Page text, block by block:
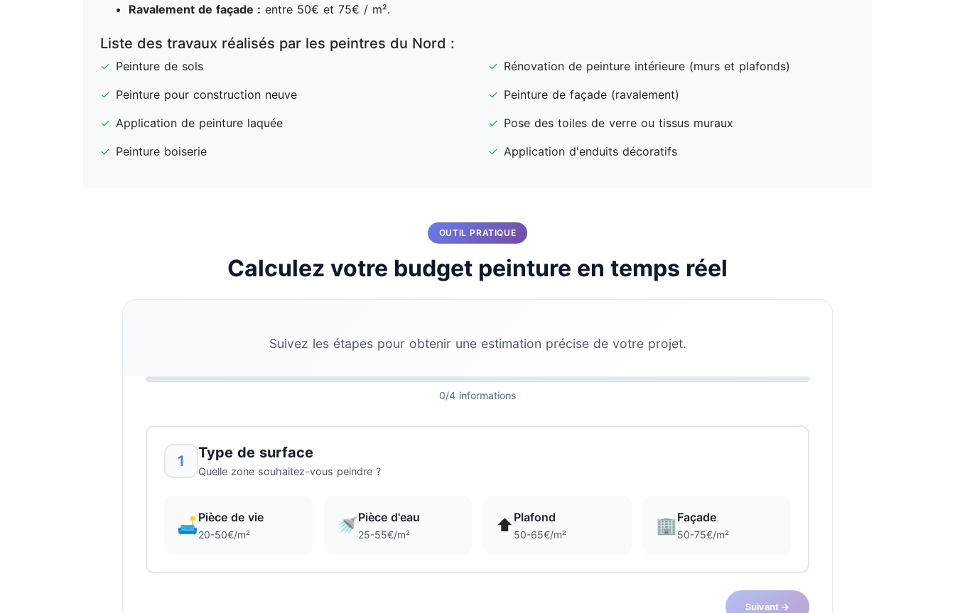
Ravalement de façade : entre 50€ et 75€ / m².
Liste des travaux réalisés par les peintres du Nord :
✓ Peinture de sols ✓ Rénovation de peinture intérieure (murs et plafonds)
✓ Peinture pour construction neuve ✓ Peinture de façade (ravalement)
✓ Application de peinture laquée ✓ Pose des toiles de verre ou tissus muraux
✓ Peinture boiserie ✓ Application d'enduits décoratifs
OUTIL PRATIQUE
Calculez votre budget peinture en temps réel
Suivez les étapes pour obtenir une estimation précise de votre projet.
0/4 informations
1 Type de surface
Quelle zone souhaitez-vous peindre ?
🛋️Pièce de vie
20-50€/m² 🚿Pièce d'eau
25-55€/m² ⬆️ Plafond
50-65€/m² 🏢Façade
50-75€/m²
Suivant →